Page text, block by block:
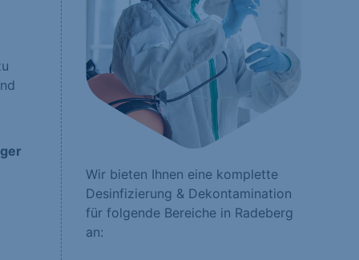
Wir bieten Ihnen eine komplette
Desinfizierung & Dekontamination
für folgende Bereiche in Radeberg
an:
Zurück
erforderlich.
Besucher unsere
wie unsere